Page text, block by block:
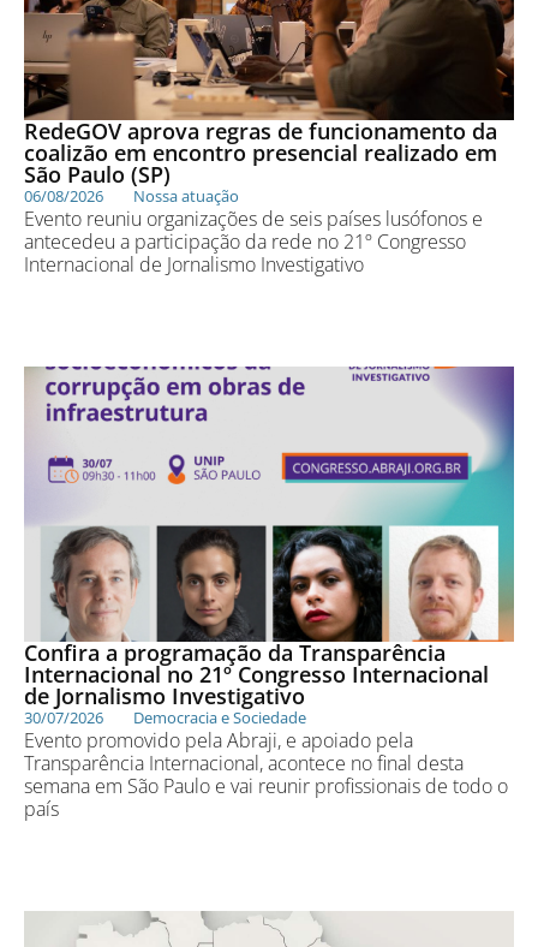
RedeGOV aprova regras de funcionamento da
coalizão em encontro presencial realizado em
São Paulo (SP)
06/08/2026 Nossa atuação
Evento reuniu organizações de seis países lusófonos e
antecedeu a participação da rede no 21º Congresso
Internacional de Jornalismo Investigativo
Confira a programação da Transparência
Internacional no 21º Congresso Internacional
de Jornalismo Investigativo
30/07/2026 Democracia e Sociedade
Evento promovido pela Abraji, e apoiado pela
Transparência Internacional, acontece no final desta
semana em São Paulo e vai reunir profissionais de todo o
país